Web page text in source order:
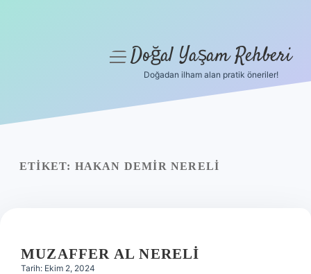
Yasal Uyarı
menüyüDoğal Yaşam Rehberi
Doğadan ilham alan pratik öneriler!
ETIKET: HAKAN DEMIR NERELI
MUZAFFER AL NERELI
Tarih: Ekim 2, 2024